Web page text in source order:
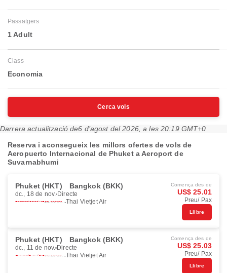
Passatgers
1 Adult
Class
Economia
Cerca vols
Darrera actualització de6 d’agost del 2026, a les 20:19 GMT+0
Reserva i aconsegueix les millors ofertes de vols de
Aeropuerto Internacional de Phuket a Aeroport de
Suvarnabhumi
Phuket (HKT) Bangkok (BKK)
dc., 18 de nov. Directe
Thai Vietjet Air
Comença des de
US$ 25.01
Preu/ Pax
Llibre
Phuket (HKT) Bangkok (BKK)
dc., 11 de nov. Directe
Thai Vietjet Air
Comença des de
US$ 25.03
Preu/ Pax
Llibre